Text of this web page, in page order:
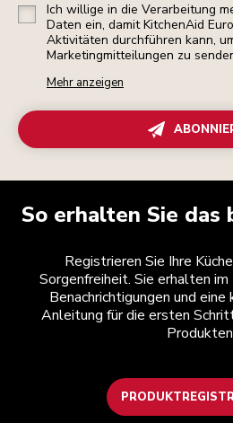
Ich willige in die Verarbeitung
Daten ein, damit KitchenAid
Aktivitäten durchführen kann,
Marketingmitteilungen zu
Mehr anzeigen
So erhalten Sie das
Registrieren Sie Ihre
Sorgenfreiheit. Sie erhalten
Benachrichtigungen und
Anleitung für die ersten